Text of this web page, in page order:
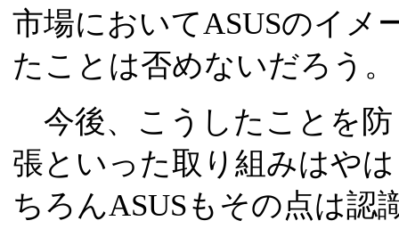
市場においてASUSのイメ
たことは否めないだろう。
今後、こうしたことを防
張といった取り組みはや
ちろんASUSもその点は認